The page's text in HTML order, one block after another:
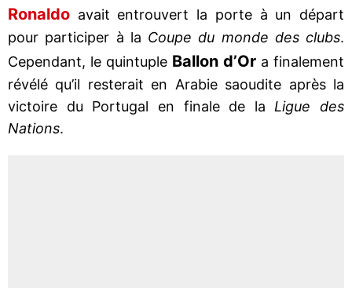
Ronaldo avait entrouvert la porte à un départ
pour participer à la Coupe du monde des clubs.
Cependant, le quintuple Ballon d’Or a finalement
révélé qu’il resterait en Arabie saoudite après la
victoire du Portugal en finale de la Ligue des
Nations.